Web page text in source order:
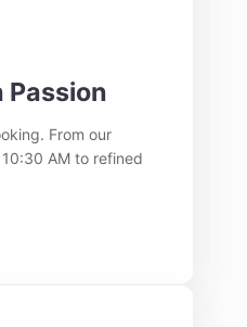
From our
AM to refined